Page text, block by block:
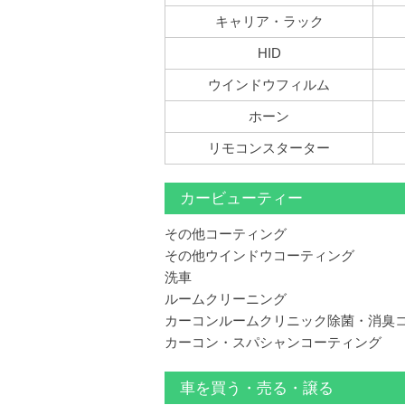
キャリア・ラック
HID
ウインドウフィルム
ホーン
リモコンスターター
カービューティー
その他コーティング
その他ウインドウコーティング
洗車
ルームクリーニング
カーコンルームクリニック除菌・消臭
カーコン・スパシャンコーティング
車を買う・売る・譲る